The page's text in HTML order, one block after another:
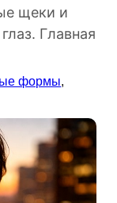
щеки и
Главная
формы,